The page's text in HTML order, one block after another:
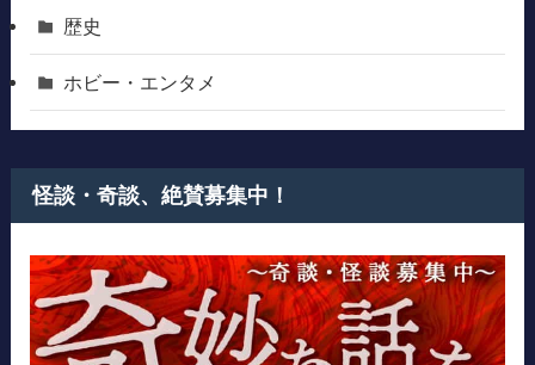
歴史
ホビー・エンタメ
怪談・奇談、絶賛募集中！